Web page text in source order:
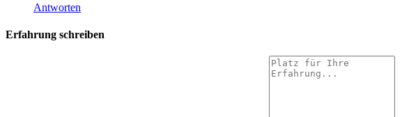
Antworten
Erfahrung schreiben